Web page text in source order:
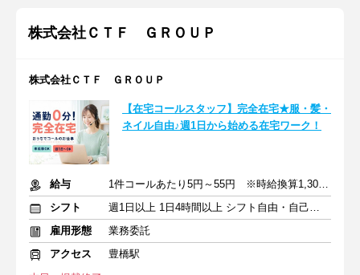
株式会社ＣＴＦ ＧＲＯＵＰ
株式会社ＣＴＦ ＧＲＯＵＰ
【在宅コールスタッフ】完全在宅★服・髪・
ネイル自由♪週1日から始める在宅ワーク！
給与
1件コールあたり5円～55円 ※時給換算1,300円～4,000円
シフト
週1日以上 1日4時間以上 シフト自由・自己申告
雇用形態
業務委託
アクセス
豊橋駅